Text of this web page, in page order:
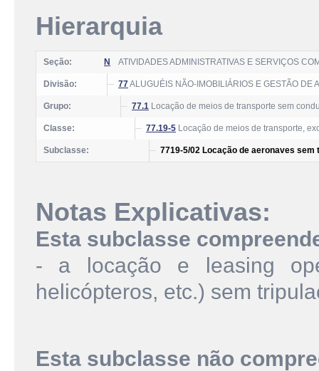
Hierarquia
Seção: N ATIVIDADES ADMINISTRATIVAS E SERVIÇOS
Divisão: 77ALUGUÉIS NÃO-IMOBILIÁRIOS E GESTÃO DE
Grupo: 77.1 Locação de meios de transporte sem
Classe: 77.19-5 Locação de meios de transporte,
Subclasse: 7719-5/02 Locação de aeronaves sem
Notas Explicativas:
Esta subclasse
- a locação e leasing
helicópteros, etc.) sem
Esta subclasse não